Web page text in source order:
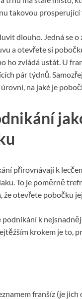
takovou
dlouho. Jedná se
a otevřete si
ho zvládá ustát. U
pár týdnů.
na jaké je
přirovnávají k
To je poměrně
že otevřete pobočku
podnikání k
krokem je to,
franšíz (je